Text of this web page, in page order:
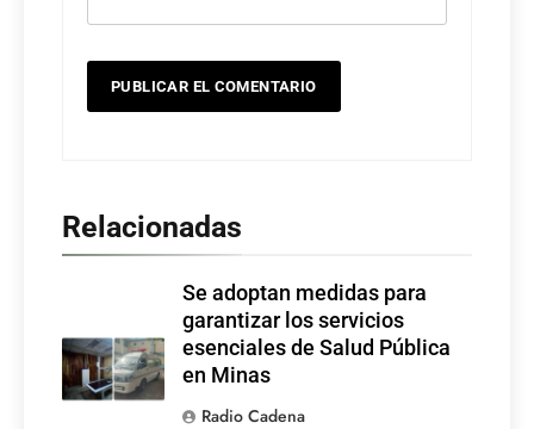
Relacionadas
Se adoptan medidas para
garantizar los servicios
esenciales de Salud Pública
en Minas
Radio Cadena